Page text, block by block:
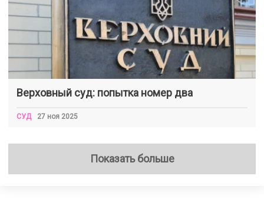
Верховный суд: попытка номер два
СУД 27 ноя 2025
Показать больше